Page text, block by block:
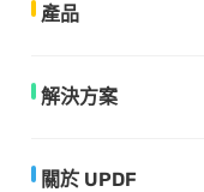
產品
解決方案
關於 UPDF